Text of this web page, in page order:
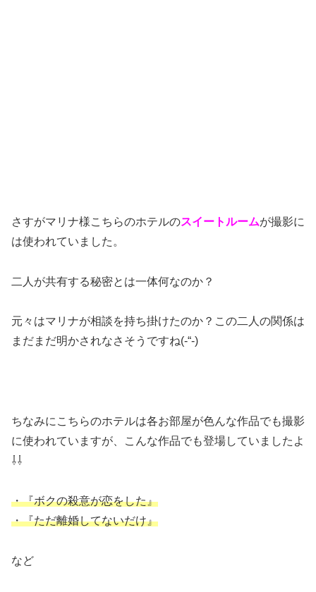
さすがマリナ様こちらのホテルのスイートルームが撮影に
は使われていました。
二人が共有する秘密とは一体何なのか？
元々はマリナが相談を持ち掛けたのか？この二人の関係は
まだまだ明かされなさそうですね(-“-)
ちなみにこちらのホテルは各お部屋が色んな作品でも撮影
に使われていますが、こんな作品でも登場していましたよ
⇩⇩
・『ボクの殺意が恋をした』
・『ただ離婚してないだけ』
など